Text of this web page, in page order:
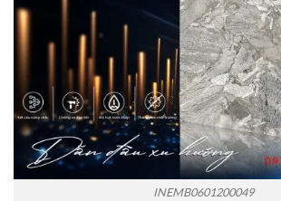
INEMB0601200049